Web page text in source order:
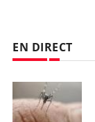
EN DIRECT